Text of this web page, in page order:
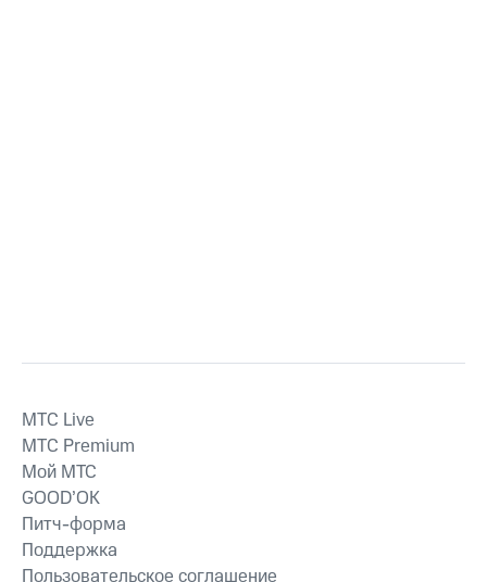
MTС Live
MTС Premium
Мой МТС
GOOD’OK
Питч-форма
Поддержка
Пользовательское соглашение